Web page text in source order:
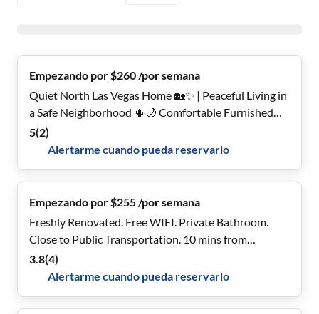
Empezando por $260 /por semana
Quiet North Las Vegas Home 🏡✨ | Peaceful Living in
a Safe Neighborhood 🌵🌙 Comfortable Furnished
Rooms • Easy Access to Highways, Work Centers &
Shopping 🚗🛍️ Affordable & Move-In Ready! 🔑
5(2)
Alertarme cuando pueda reservarlo
Empezando por $255 /por semana
Freshly Renovated. Free WIFI. Private Bathroom.
Close to Public Transportation. 10 mins from
Downtown!
3.8(4)
Alertarme cuando pueda reservarlo